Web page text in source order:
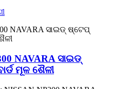
NAVARA ସାଇଡ୍
ମୂଳ ଶୈଳୀ